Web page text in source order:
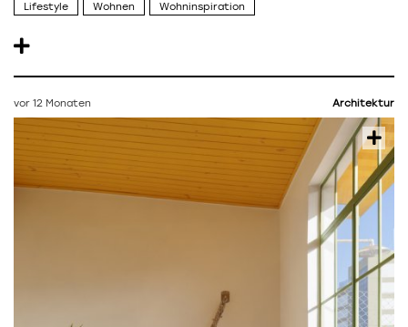
Lifestyle Wohnen Wohninspiration
vor 12 Monaten Architektur